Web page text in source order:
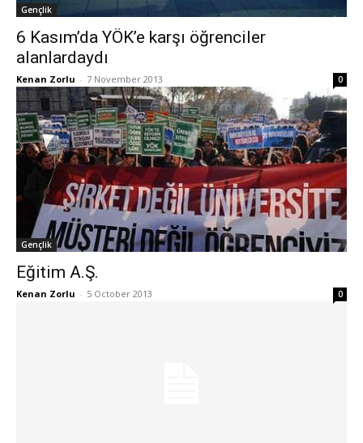
Gençlik
6 Kasım’da YÖK’e karşı öğrenciler
alanlardaydı
Kenan Zorlu - 7 November 2013 0
Gençlik
Eğitim A.Ş.
Kenan Zorlu - 5 October 2013 0